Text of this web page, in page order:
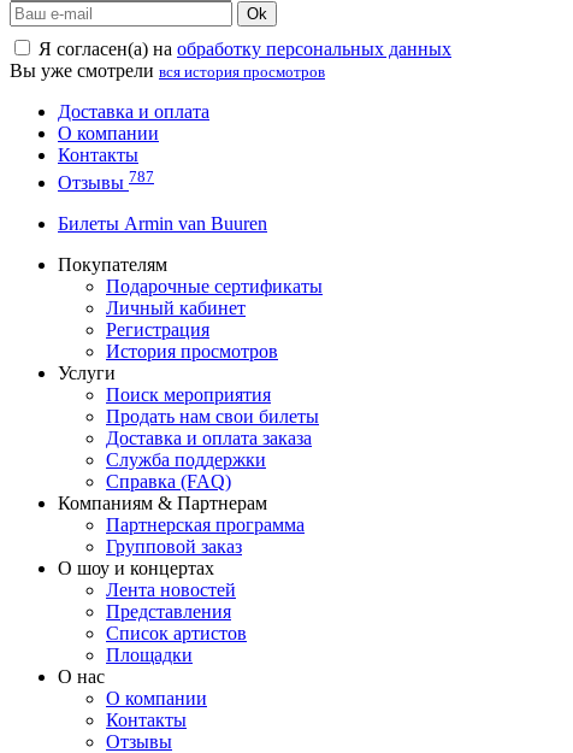
Ok
Я согласен(а) на обработку персональных данных
Вы уже смотрели вся история просмотров
Доставка и оплата
О компании
Контакты
Отзывы 787
Билеты Armin van Buuren
Покупателям
Подарочные сертификаты
Личный кабинет
Регистрация
История просмотров
Услуги
Поиск мероприятия
Продать нам свои билеты
Доставка и оплата заказа
Служба поддержки
Справка (FAQ)
Компаниям & Партнерам
Партнерская программа
Групповой заказ
О шоу и концертах
Лента новостей
Представления
Список артистов
Площадки
О нас
О компании
Контакты
Отзывы